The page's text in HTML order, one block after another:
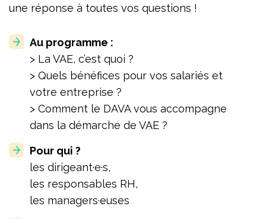
une réponse à toutes vos questions !
Au programme :
> La VAE, c’est quoi ?
> Quels bénéfices pour vos salariés et
votre entreprise ?
> Comment le DAVA vous accompagne
dans la démarche de VAE ?
Pour qui ?
les dirigeant·e·s,
les responsables RH,
les managers·euses